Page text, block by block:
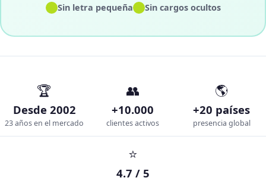
✓Sin letra pequeña✓Sin cargos ocultos
🏆
Desde 2002
23 años en el mercado
👥
+10.000
clientes activos
🌎
+20 países
presencia global
⭐
4.7 / 5